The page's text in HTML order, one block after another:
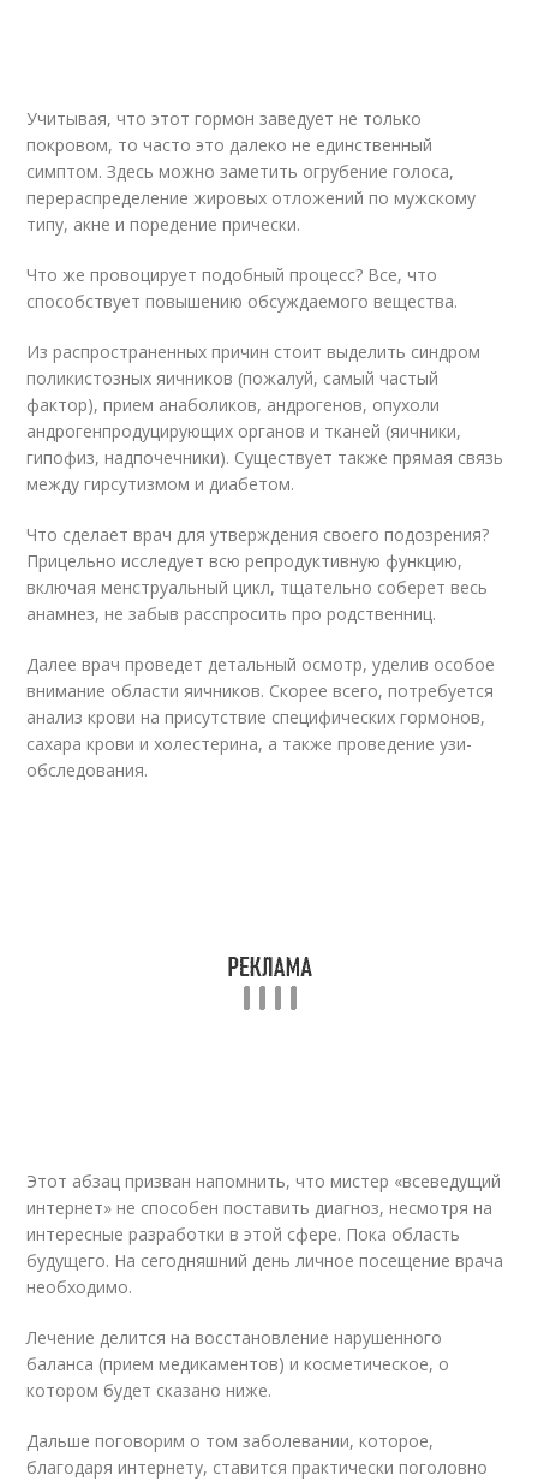
Учитывая, что этот гормон заведует не только
покровом, то часто это далеко не единственный
симптом. Здесь можно заметить огрубение голоса,
перераспределение жировых отложений по мужскому
типу, акне и поредение прически.
Что же провоцирует подобный процесс? Все, что
способствует повышению обсуждаемого вещества.
Из распространенных причин стоит выделить синдром
поликистозных яичников (пожалуй, самый частый
фактор), прием анаболиков, андрогенов, опухоли
андрогенпродуцирующих органов и тканей (яичники,
гипофиз, надпочечники). Существует также прямая связь
между гирсутизмом и диабетом.
Что сделает врач для утверждения своего подозрения?
Прицельно исследует всю репродуктивную функцию,
включая менструальный цикл, тщательно соберет весь
анамнез, не забыв расспросить про родственниц.
Далее врач проведет детальный осмотр, уделив особое
внимание области яичников. Скорее всего, потребуется
анализ крови на присутствие специфических гормонов,
сахара крови и холестерина, а также проведение узи-
обследования.
Этот абзац призван напомнить, что мистер «всеведущий
интернет» не способен поставить диагноз, несмотря на
интересные разработки в этой сфере. Пока область
будущего. На сегодняшний день личное посещение врача
необходимо.
Лечение делится на восстановление нарушенного
баланса (прием медикаментов) и косметическое, о
котором будет сказано ниже.
Дальше поговорим о том заболевании, которое,
благодаря интернету, ставится практически поголовно